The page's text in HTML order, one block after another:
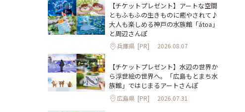
【チケットプレゼント】アートな空間
ともふもふの生きものに癒やされて♪
大人も楽しめる神戸の水族館「átoa」
と周辺さんぽ
兵庫県 [PR] 2026.08.07
【チケットプレゼント】水辺の世界か
ら浮世絵の世界へ。「広島もとまち水
族館」ではじまるアートさんぽ
広島県 [PR] 2026.07.31